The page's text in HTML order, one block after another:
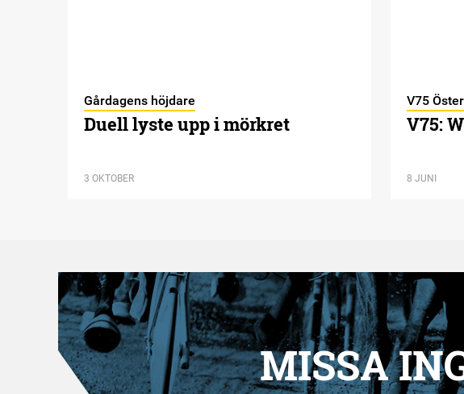
Gårdagens höjdare
Duell lyste upp i mörkret
3 OKTOBER
V75
V75:
8 JUNI
MISSA